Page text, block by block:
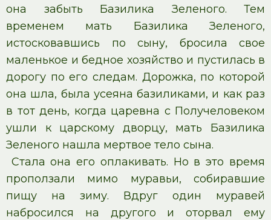
она забыть Базилика Зеленого. Тем
временем мать Базилика Зеленого,
истосковавшись по сыну, бросила свое
маленькое и бедное хозяйство и пустилась в
дорогу по его следам. Дорожка, по которой
она шла, была усеяна базиликами, и как раз
в тот день, когда царевна с Получеловеком
ушли к царскому дворцу, мать Базилика
Зеленого нашла мертвое тело сына.
Стала она его оплакивать. Но в это время
проползали мимо муравьи, собиравшие
пищу на зиму. Вдруг один муравей
набросился на другого и оторвал ему